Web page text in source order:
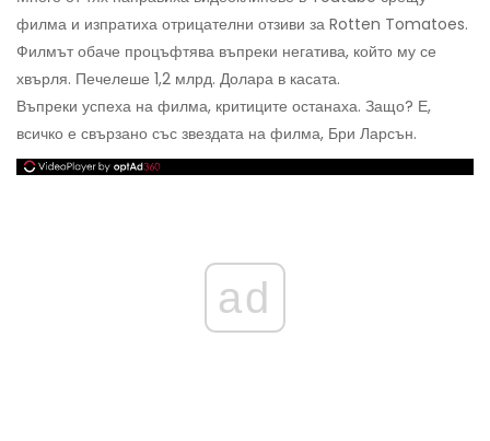
филма и изпратиха отрицателни отзиви за Rotten Tomatoes.
Филмът обаче процъфтява въпреки негатива, който му се
хвърля. Печелеше 1,2 млрд. Долара в касата.
Въпреки успеха на филма, критиците останаха. Защо? Е,
всичко е свързано със звездата на филма, Бри Ларсън.
ad